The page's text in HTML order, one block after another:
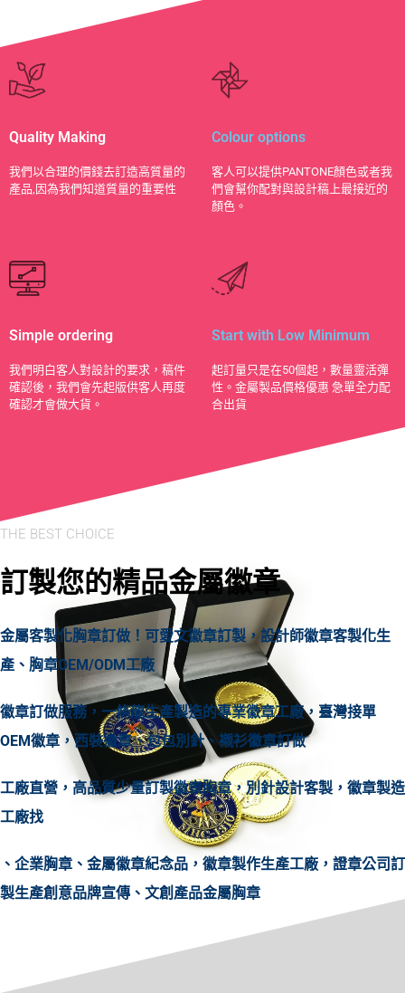
Quality Making
​我們以合理的價錢去訂造高質量的
產品,因為我們知道質量的重要性
Colour options
客人可以提供PANTONE顏色或者我
們會幫你配對與設計稿上最接近的
顏色。
Simple ordering
我們明白客人對設計的要求，稿件
確認後，我們會先起版供客人再度
確認才會做大貨。
Start with Low Minimum
起訂量只是在50個起，數量靈活彈
性。金屬製品價格優惠 急單全力配
合出貨
THE BEST CHOICE
訂製您的精品金屬徽章
金屬客製化胸章訂做！可愛文徽章訂製，設計師徽章客製化生
產、胸章OEM/ODM工廠
徽章訂做服務，一條龍生產製造的專業徽章工廠，臺灣接單
OEM徽章，西裝徽章、包包別針、襯衫徽章訂做
工廠直營，高品質少量訂製徽章胸章，別針設計客製，徽章製造
工廠找
、企業胸章、金屬徽章紀念品，徽章製作生產工廠，證章公司訂
製生產創意品牌宣傳、文創產品金屬胸章